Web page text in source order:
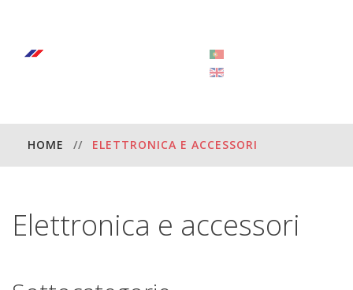
HOME // ELETTRONICA E ACCESSORI
Elettronica e accessori